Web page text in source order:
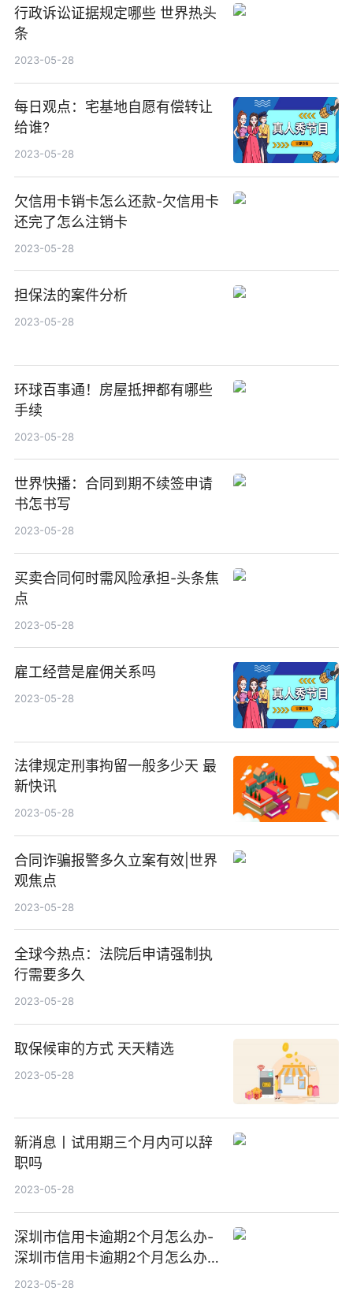
行政诉讼证据规定哪些 世界热头
条
2023-05-28
每日观点：宅基地自愿有偿转让
给谁?
2023-05-28
欠信用卡销卡怎么还款-欠信用卡
还完了怎么注销卡
2023-05-28
担保法的案件分析
2023-05-28
环球百事通！房屋抵押都有哪些
手续
2023-05-28
世界快播：合同到期不续签申请
书怎书写
2023-05-28
买卖合同何时需风险承担-头条焦
点
2023-05-28
雇工经营是雇佣关系吗
2023-05-28
法律规定刑事拘留一般多少天 最
新快讯
2023-05-28
合同诈骗报警多久立案有效|世界
观焦点
2023-05-28
全球今热点：法院后申请强制执
行需要多久
2023-05-28
取保候审的方式 天天精选
2023-05-28
新消息丨试用期三个月内可以辞
职吗
2023-05-28
深圳市信用卡逾期2个月怎么办-
深圳市信用卡逾期2个月怎么办
理_天天资讯
2023-05-28